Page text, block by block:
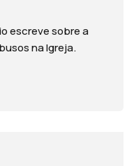
escreve sobre a
na Igreja.